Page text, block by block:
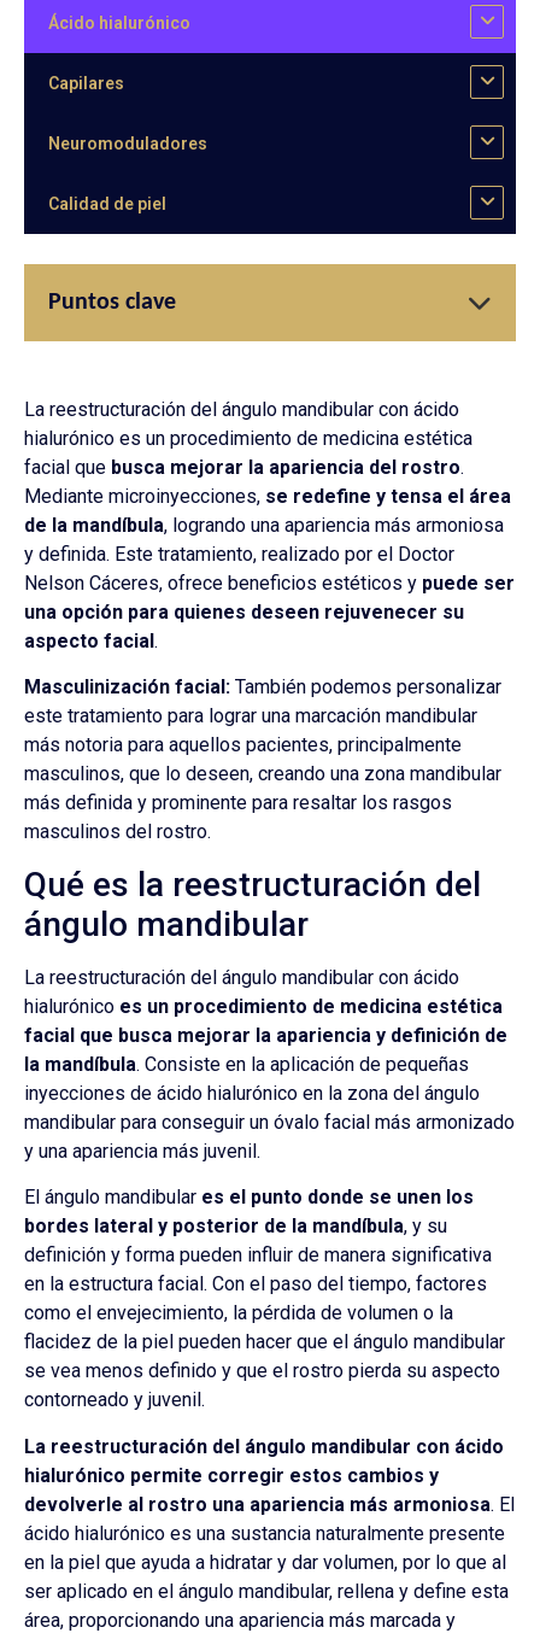
Ácido hialurónico
Capilares
Neuromoduladores
Calidad de piel
Puntos clave
La reestructuración del ángulo mandibular con ácido
hialurónico es un procedimiento de medicina estética
facial que busca mejorar la apariencia del rostro.
Mediante microinyecciones, se redefine y tensa el área
de la mandíbula, logrando una apariencia más armoniosa
y definida. Este tratamiento, realizado por el Doctor
Nelson Cáceres, ofrece beneficios estéticos y puede ser
una opción para quienes deseen rejuvenecer su
aspecto facial.
Masculinización facial: También podemos personalizar
este tratamiento para lograr una marcación mandibular
más notoria para aquellos pacientes, principalmente
masculinos, que lo deseen, creando una zona mandibular
más definida y prominente para resaltar los rasgos
masculinos del rostro.
Qué es la reestructuración del
ángulo mandibular
La reestructuración del ángulo mandibular con ácido
hialurónico es un procedimiento de medicina estética
facial que busca mejorar la apariencia y definición de
la mandíbula. Consiste en la aplicación de pequeñas
inyecciones de ácido hialurónico en la zona del ángulo
mandibular para conseguir un óvalo facial más armonizado
y una apariencia más juvenil.
El ángulo mandibular es el punto donde se unen los
bordes lateral y posterior de la mandíbula, y su
definición y forma pueden influir de manera significativa
en la estructura facial. Con el paso del tiempo, factores
como el envejecimiento, la pérdida de volumen o la
flacidez de la piel pueden hacer que el ángulo mandibular
se vea menos definido y que el rostro pierda su aspecto
contorneado y juvenil.
La reestructuración del ángulo mandibular con ácido
hialurónico permite corregir estos cambios y
devolverle al rostro una apariencia más armoniosa. El
ácido hialurónico es una sustancia naturalmente presente
en la piel que ayuda a hidratar y dar volumen, por lo que al
ser aplicado en el ángulo mandibular, rellena y define esta
área, proporcionando una apariencia más marcada y